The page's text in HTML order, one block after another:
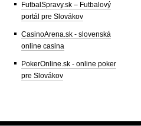
FutbalSpravy.sk – Futbalový
portál pre Slovákov
CasinoArena.sk - slovenská
online casina
PokerOnline.sk - online poker
pre Slovákov